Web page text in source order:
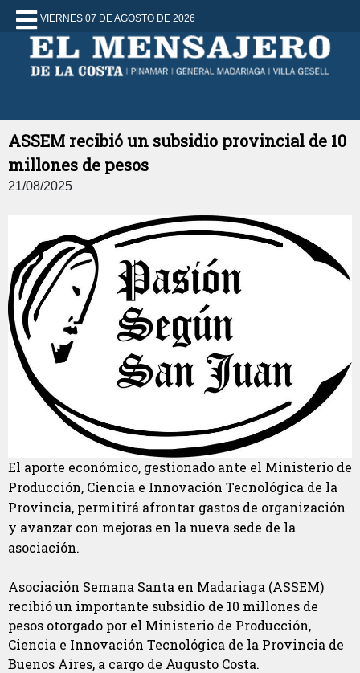
VIERNES 07 DE AGOSTO DE 2026
ASSEM recibió un subsidio provincial de 10
millones de pesos
21/08/2025
El aporte económico, gestionado ante el Ministerio de
Producción, Ciencia e Innovación Tecnológica de la
Provincia, permitirá afrontar gastos de organización
y avanzar con mejoras en la nueva sede de la
asociación.
Asociación Semana Santa en Madariaga (ASSEM)
recibió un importante subsidio de 10 millones de
pesos otorgado por el Ministerio de Producción,
Ciencia e Innovación Tecnológica de la Provincia de
Buenos Aires, a cargo de Augusto Costa.